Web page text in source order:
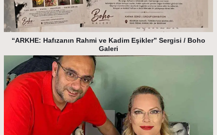
“ARKHE: Hafızanın Rahmi ve Kadim Eşikler” Sergisi / Boho
Galeri